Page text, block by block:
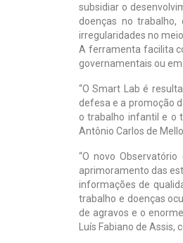
subsidiar o
doenças no
irregularidades no
A ferramenta facilita
governamentais ou
“O Smart Lab é
defesa e a promoção
o trabalho infantil e o
Antônio Carlos de Mello.
“O novo
aprimoramento das
informações de
trabalho e doenças
de agravos e o
Luís Fabiano de